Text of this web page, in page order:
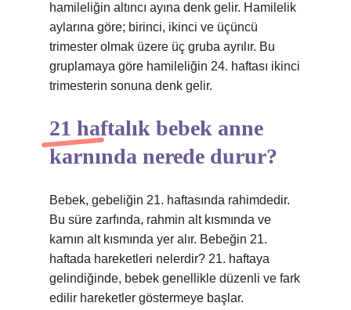
hamileliğin altıncı ayına denk gelir. Hamilelik
aylarına göre; birinci, ikinci ve üçüncü
trimester olmak üzere üç gruba ayrılır. Bu
gruplamaya göre hamileliğin 24. haftası ikinci
trimesterin sonuna denk gelir.
21 haftalık bebek anne
karnında nerede durur?
Bebek, gebeliğin 21. haftasında rahimdedir.
Bu süre zarfında, rahmin alt kısmında ve
karnın alt kısmında yer alır. Bebeğin 21.
haftada hareketleri nelerdir? 21. haftaya
gelindiğinde, bebek genellikle düzenli ve fark
edilir hareketler göstermeye başlar.